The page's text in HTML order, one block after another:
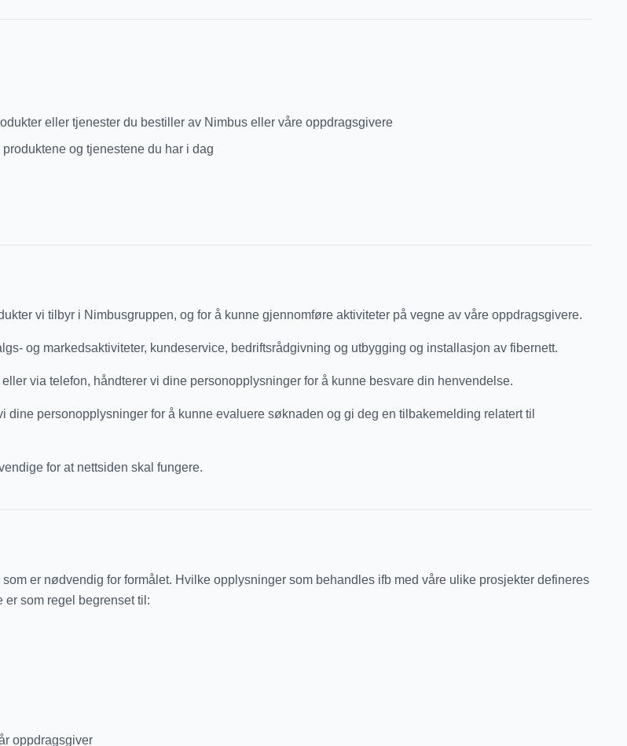
eller tjenester du bestiller av Nimbus eller våre oppdragsgivere
og tjenestene du har i dag
vi tilbyr i Nimbusgruppen, og for å kunne gjennomføre aktiviteter på vegne av våre oppdragsgivere.
og markedsaktiviteter, kundeservice, bedriftsrådgivning og utbygging og installasjon av fibernett.
via telefon, håndterer vi dine personopplysninger for å kunne besvare din henvendelse.
personopplysninger for å kunne evaluere søknaden og gi deg en tilbakemelding relatert til
for at nettsiden skal fungere.
er nødvendig for formålet. Hvilke opplysninger som behandles ifb med våre ulike prosjekter defineres
som regel begrenset til:
oppdragsgiver